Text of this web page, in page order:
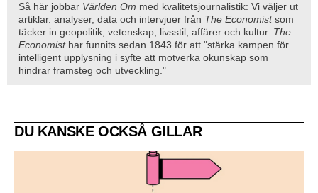
Så här jobbar Världen Om med kvalitetsjournalistik: Vi väljer ut
artiklar. analyser, data och intervjuer från The Economistsom
täcker in geopolitik, vetenskap, livsstil, affärer och kultur. The
Economisthar funnits sedan 1843 för att "stärka kampen för
intelligent upplysning i syfte att motverka okunskap som
hindrar framsteg och utveckling."
DU KANSKE OCKSÅ GILLAR